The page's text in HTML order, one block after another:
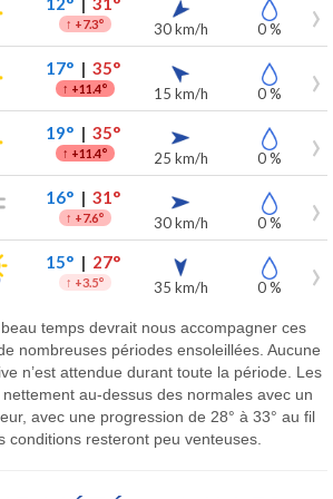
↑ +7.3° 30 km/h 0 %
17°| 35°
↑ +11.4° 15 km/h 0 %
19°| 35°
↑ +11.4° 25 km/h 0 %
16°| 31°
↑ +7.6° 30 km/h 0 %
15°| 27°
↑ +3.5° 35 km/h 0 %
temps devrait nous accompagner ces
nombreuses périodes ensoleillées. Aucune
n’est attendue durant toute la période. Les
au-dessus des normales avec un
avec une progression de 28° à 33° au fil
conditions resteront peu venteuses.